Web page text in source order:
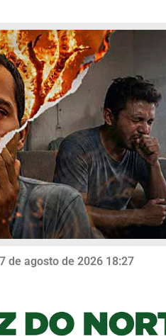
de agosto de 2026 18:27